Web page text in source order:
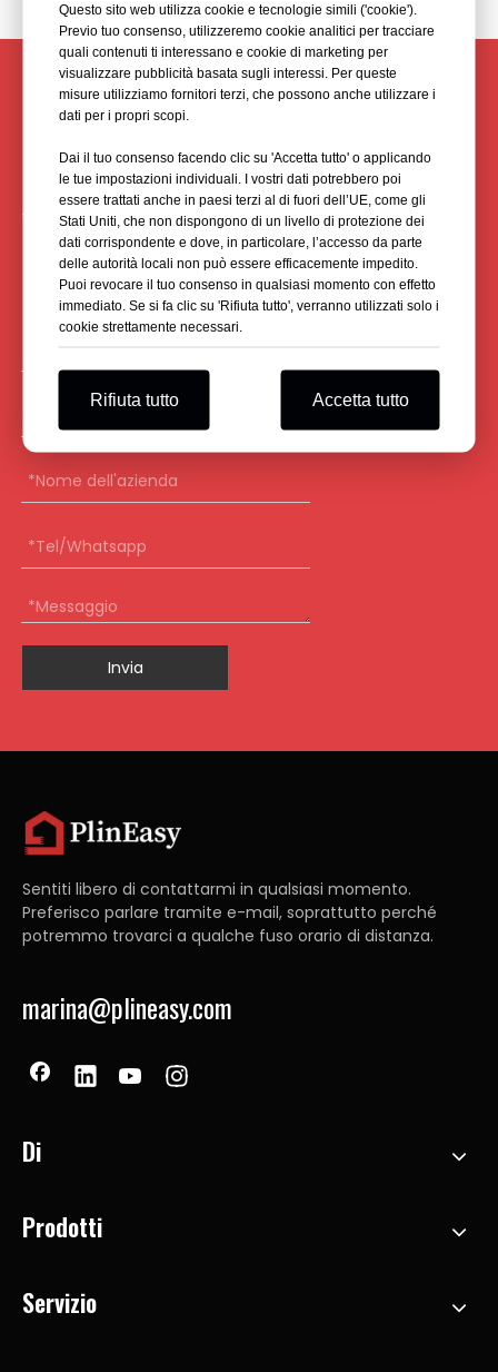
CONSULTA I TUOI ESPERTI DI
LIVELLO LASER PLINEASY
Ti aiutiamo a evitare le trappole per fornire la qualità e il
valore di cui la tua livella laser ha bisogno, rispettando
tempi e budget.
Invia
Sentiti libero di contattarmi in qualsiasi momento.
Preferisco parlare tramite e-mail, soprattutto perché
potremmo trovarci a qualche fuso orario di distanza.
marina@plineasy.com
Di
Prodotti
Servizio
Questo sito web utilizza cookie e tecnologie simili ('cookie').
Previo tuo consenso, utilizzeremo cookie analitici per tracciare
quali contenuti ti interessano e cookie di marketing per
visualizzare pubblicità basata sugli interessi. Per queste
misure utilizziamo fornitori terzi, che possono anche utilizzare i
dati per i propri scopi.
Dai il tuo consenso facendo clic su 'Accetta tutto' o applicando
le tue impostazioni individuali. I vostri dati potrebbero poi
essere trattati anche in paesi terzi al di fuori dell’UE, come gli
Stati Uniti, che non dispongono di un livello di protezione dei
dati corrispondente e dove, in particolare, l’accesso da parte
delle autorità locali non può essere efficacemente impedito.
Puoi revocare il tuo consenso in qualsiasi momento con effetto
immediato. Se si fa clic su 'Rifiuta tutto', verranno utilizzati solo i
cookie strettamente necessari.
Rifiuta tutto Accetta tutto